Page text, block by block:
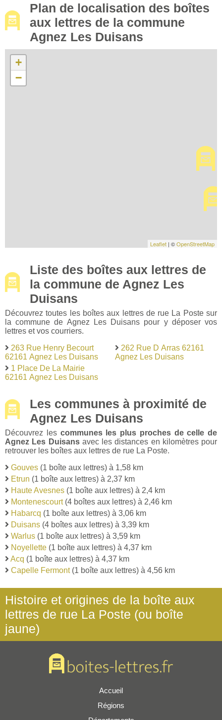
Plan de localisation des boîtes
aux lettres de la commune
Agnez Les Duisans
+
−
Leaflet | ©OpenStreetMap
Liste des boîtes aux lettres de
la commune de Agnez Les
Duisans
Découvrez toutes les boîtes aux lettres de rue La Poste sur
la commune de Agnez Les Duisans pour y déposer vos
lettres et vos courriers.
263 Rue Henry Becourt
62161 Agnez Les Duisans
1 Place De La Mairie
62161 Agnez Les Duisans
262 Rue D Arras 62161
Agnez Les Duisans
Les communes à proximité de
Agnez Les Duisans
Découvrez les communes les plus proches de celle de
Agnez Les Duisansavec les distances en kilomètres pour
retrouver les boîtes aux lettres de rue La Poste.
Gouves (1 boîte aux lettres) à 1,58 km
Etrun (1 boîte aux lettres) à 2,37 km
Haute Avesnes (1 boîte aux lettres) à 2,4 km
Montenescourt(4 boîtes aux lettres) à 2,46 km
Habarcq (1 boîte aux lettres) à 3,06 km
Duisans (4 boîtes aux lettres) à 3,39 km
Warlus (1 boîte aux lettres) à 3,59 km
Noyellette (1 boîte aux lettres) à 4,37 km
Acq (1 boîte aux lettres) à 4,37 km
Capelle Fermont(1 boîte aux lettres) à 4,56 km
Histoire et origines de la boîte aux
lettres de rue La Poste (ou boîte
jaune)
Accueil
Régions